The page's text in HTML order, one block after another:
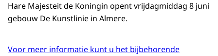
Hare Majesteit de Koningin opent vrijdagmiddag 8 juni
gebouw De Kunstlinie in Almere.
Voor meer informatie kunt u het bijbehorende